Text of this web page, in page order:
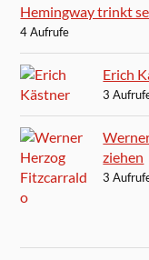
Hemingway trinkt
4 Aufrufe
Erich
3
ziehen
3